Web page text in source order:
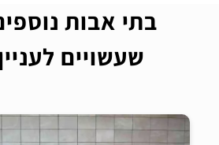
בתי אבות
שעשויים